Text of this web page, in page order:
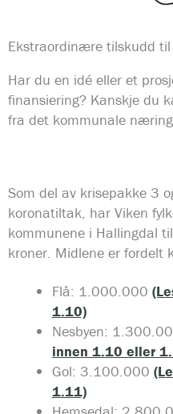
Ekstraordinære tilskudd
Har du en idé eller et
finansiering? Kanskje du
fra det kommunale
Som del av krisepakke 3
koronatiltak, har Viken
kommunene i Hallingdal
kroner. Midlene er fordelt
Flå: 1.000.000
1.10)
Nesbyen:
innen 1.10 eller
Gol: 3.100.000
1.11)